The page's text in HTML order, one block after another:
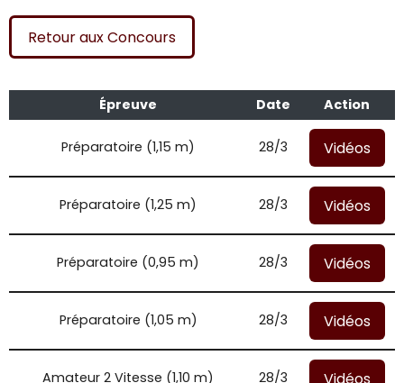
Retour aux Concours
Épreuve Date Action
Préparatoire (1,15 m) 28/3 Vidéos
Préparatoire (1,25 m) 28/3 Vidéos
Préparatoire (0,95 m) 28/3 Vidéos
Préparatoire (1,05 m) 28/3 Vidéos
Amateur 2 Vitesse (1,10 m) 28/3 Vidéos